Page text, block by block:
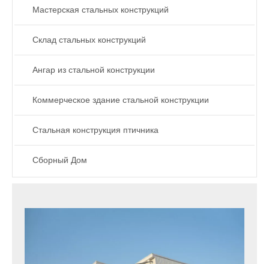
Мастерская стальных конструкций
Склад стальных конструкций
Ангар из стальной конструкции
Коммерческое здание стальной конструкции
Стальная конструкция птичника
Сборный Дом